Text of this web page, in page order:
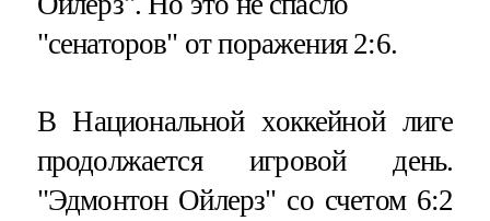
"сенаторов" от поражения 2:6.
В Национальной хоккейной лиге
продолжается игровой день.
"Эдмонтон Ойлерз" со счетом 6:2